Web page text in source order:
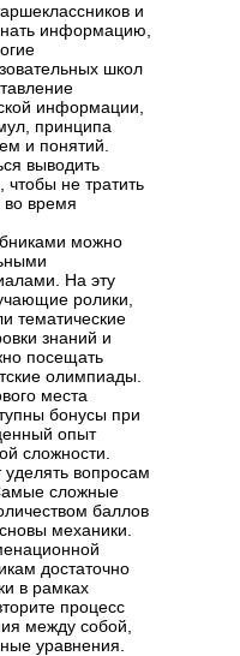
и
информацию,
школ
информации,
принципа
и понятий.
выводить
не тратить
время
можно
На эту
ролики,
тематические
знаний и
посещать
олимпиады.
места
бонусы при
опыт
сложности.
вопросам
сложные
баллов
механики.
достаточно
в рамках
процесс
между собой,
уравнения.